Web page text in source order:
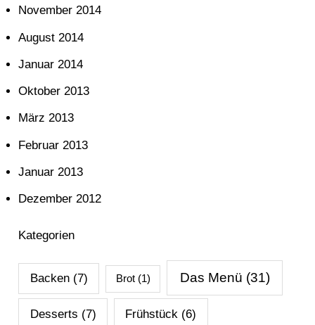
November 2014
August 2014
Januar 2014
Oktober 2013
März 2013
Februar 2013
Januar 2013
Dezember 2012
Kategorien
Backen(7) Brot(1) Das Menü (31)
Desserts (7) Frühstück (6)